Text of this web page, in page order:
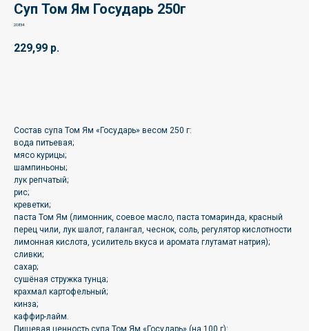
Суп Том Ям Государь 250г
20834
229,99 р.
Состав супа Том Ям «Государь» весом 250 г:
вода питьевая;
мясо курицы;
шампиньоны;
лук репчатый;
рис;
креветки;
паста Том Ям (лимонник, соевое масло, паста томаринда, красный
перец чили, лук шалот, галангал, чеснок, соль, регулятор кислотности
лимонная кислота, усилитель вкуса и аромата глутамат натрия);
сливки;
сахар;
сушёная стружка тунца;
крахмал картофельный;
кинза;
каффир-лайм.